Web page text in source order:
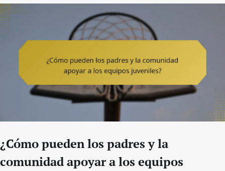
¿Cómo pueden los padres y la
comunidad apoyar a los equipos